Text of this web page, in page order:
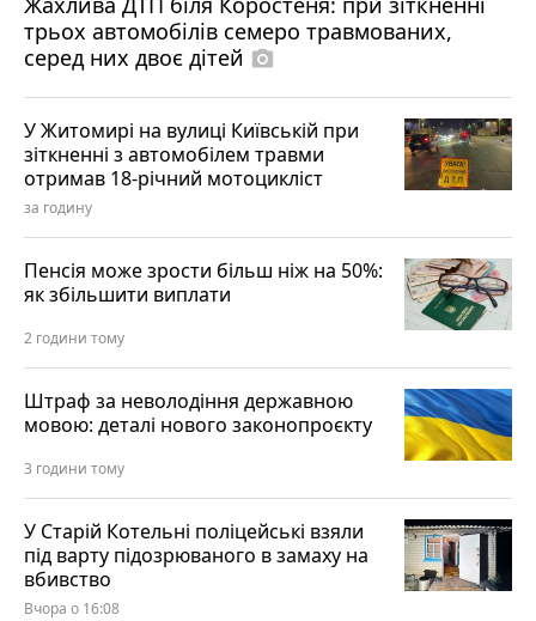
трьох автомобілів семеро травмованих,
серед них двоє дітей photo_camera
У Житомирі на вулиці Київській при
зіткненні з автомобілем травми
отримав 18-річний мотоцикліст
за годину
Пенсія може зрости більш ніж на 50%:
як збільшити виплати
2 години тому
Штраф за неволодіння державною
мовою: деталі нового законопроєкту
3 години тому
У Старій Котельні поліцейські взяли
під варту підозрюваного в замаху на
вбивство
Вчора о 16:08